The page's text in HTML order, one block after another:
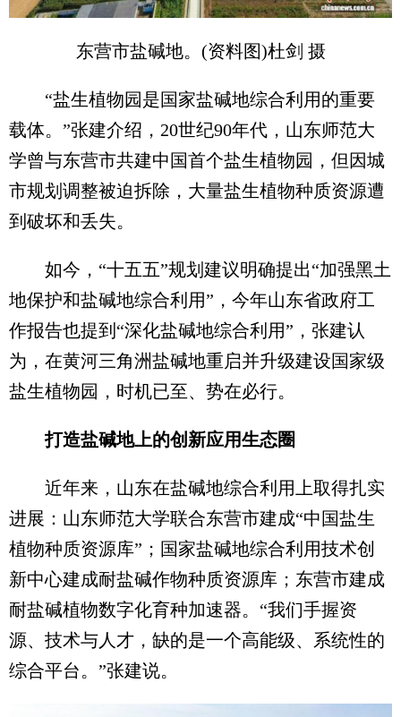
东营市盐碱地。(资料图)杜剑 摄
“盐生植物园是国家盐碱地综合利用的重要
载体。”张建介绍，20世纪90年代，山东师范大
学曾与东营市共建中国首个盐生植物园，但因城
市规划调整被迫拆除，大量盐生植物种质资源遭
到破坏和丢失。
如今，“十五五”规划建议明确提出“加强黑土
地保护和盐碱地综合利用”，今年山东省政府工
作报告也提到“深化盐碱地综合利用”，张建认
为，在黄河三角洲盐碱地重启并升级建设国家级
盐生植物园，时机已至、势在必行。
打造盐碱地上的创新应用生态圈
近年来，山东在盐碱地综合利用上取得扎实
进展：山东师范大学联合东营市建成“中国盐生
植物种质资源库”；国家盐碱地综合利用技术创
新中心建成耐盐碱作物种质资源库；东营市建成
耐盐碱植物数字化育种加速器。“我们手握资
源、技术与人才，缺的是一个高能级、系统性的
综合平台。”张建说。